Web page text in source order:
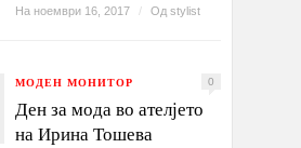
На ноември 16, 2017 / Од stylist
МОДЕН МОНИТОР 0
Ден за мода во ателјето
на Ирина Тошева